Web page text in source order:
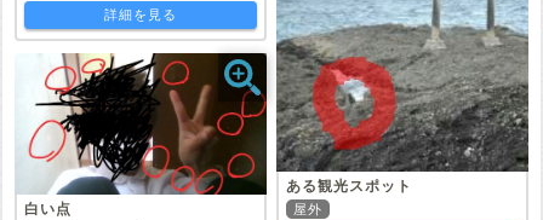
詳細を見る
白い点
ある観光スポット
屋外